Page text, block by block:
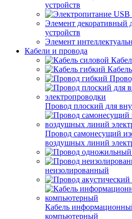
устройств
Элемент декоративный
устройств
Элемент
Кабели и провода
Провод плоский для
Провод самонесущий
воздушных линий
неизолированный
Кабель
компьютерный